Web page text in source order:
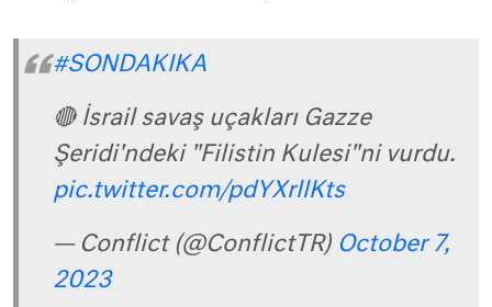
#SONDAKIKA
🔴 İsrail savaş uçakları Gazze
Şeridi'ndeki "Filistin Kulesi"ni vurdu.
pic.twitter.com/pdYXrllKts
— Conflict (@ConflictTR) October 7,
2023